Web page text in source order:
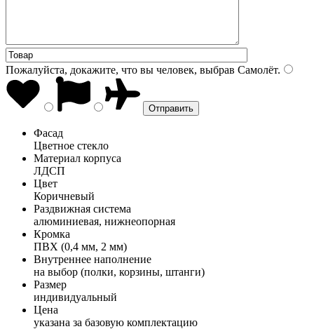
Пожалуйста, докажите, что вы человек, выбрав Самолёт.
Фасад
Цветное стекло
Материал корпуса
ЛДСП
Цвет
Коричневый
Раздвижная система
алюминиевая, нижнеопорная
Кромка
ПВХ (0,4 мм, 2 мм)
Внутреннее наполнение
на выбор (полки, корзины, штанги)
Размер
индивидуальный
Цена
указана за базовую комплектацию